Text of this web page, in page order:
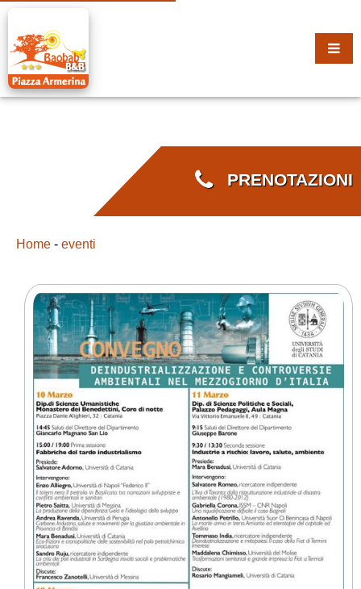
PRENOTAZIONI
Home - eventi